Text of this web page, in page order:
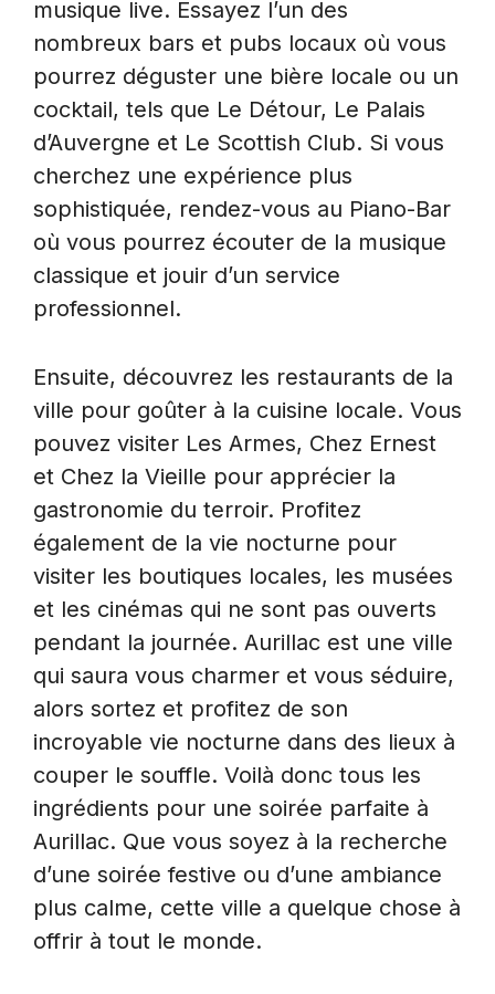
musique live. Essayez l’un des
nombreux bars et pubs locaux où vous
pourrez déguster une bière locale ou un
cocktail, tels que Le Détour, Le Palais
d’Auvergne et Le Scottish Club. Si vous
cherchez une expérience plus
sophistiquée, rendez-vous au Piano-Bar
où vous pourrez écouter de la musique
classique et jouir d’un service
professionnel.
Ensuite, découvrez les restaurants de la
ville pour goûter à la cuisine locale. Vous
pouvez visiter Les Armes, Chez Ernest
et Chez la Vieille pour apprécier la
gastronomie du terroir. Profitez
également de la vie nocturne pour
visiter les boutiques locales, les musées
et les cinémas qui ne sont pas ouverts
pendant la journée. Aurillac est une ville
qui saura vous charmer et vous séduire,
alors sortez et profitez de son
incroyable vie nocturne dans des lieux à
couper le souffle. Voilà donc tous les
ingrédients pour une soirée parfaite à
Aurillac. Que vous soyez à la recherche
d’une soirée festive ou d’une ambiance
plus calme, cette ville a quelque chose à
offrir à tout le monde.